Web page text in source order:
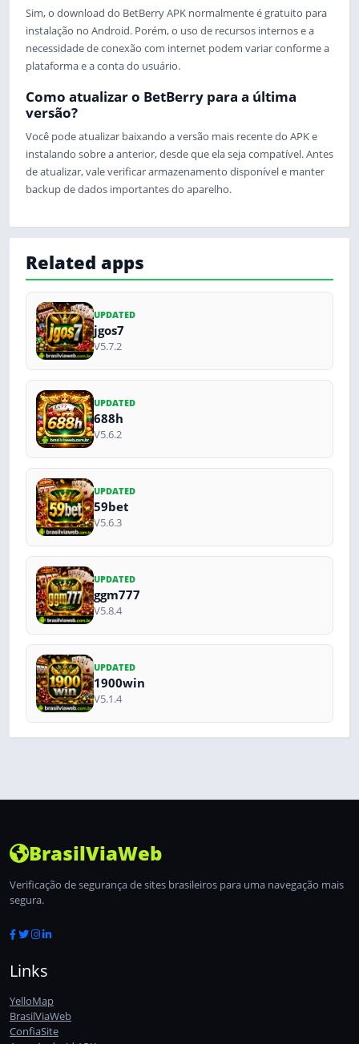
Sim, o download do BetBerry APK normalmente é gratuito para
instalação no Android. Porém, o uso de recursos internos e a
necessidade de conexão com internet podem variar conforme a
plataforma e a conta do usuário.
Como atualizar o BetBerry para a última
versão?
Você pode atualizar baixando a versão mais recente do APK e
instalando sobre a anterior, desde que ela seja compatível. Antes
de atualizar, vale verificar armazenamento disponível e manter
backup de dados importantes do aparelho.
Related apps
UPDATED
jgos7
V5.7.2
UPDATED
688h
V5.6.2
UPDATED
59bet
V5.6.3
UPDATED
ggm777
V5.8.4
UPDATED
1900win
V5.1.4
BrasilViaWeb
Verificação de segurança de sites brasileiros para uma navegação mais
segura.
Links
YelloMap
BrasilViaWeb
ConfiaSite